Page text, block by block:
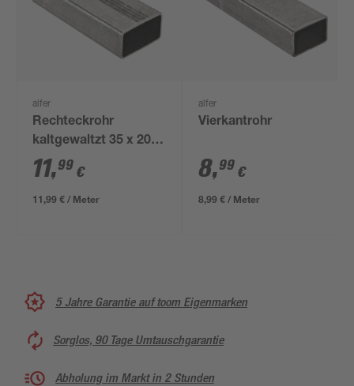
alfer
Rechteckrohr
kaltgewaltzt 35 x 20 x
1,5 mm, 1 m
11,99 €
11,99 € / Meter
alfer
Vierkantrohr
8,99 €
8,99 € / Meter
5 Jahre Garantie auf toom Eigenmarken
Sorglos, 90 Tage Umtauschgarantie
Abholung im Markt in 2 Stunden